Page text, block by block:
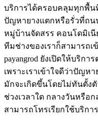
บริการได้ครอบคลุมทุกพื้น
ปัญหายางแตกหรือรั่วที่ถน
หมู่บ้านจัดสรร คอนโดมิเ
ทีมช่างของเราก็สามารถ
payangrod ยังเปิดให้บริก
เพราะเราเข้าใจดีว่าปัญห
มักจะเกิดขึ้นโดยไม่ทันตั้ง
ช่วงเวลาใด กลางวันหรือ
สามารถโทรเรียกใช้บริกา